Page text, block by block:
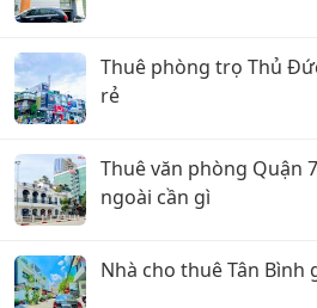
Thuê phòng trọ Thủ
rẻ
Thuê văn phòng Quận
ngoài cần gì
Nhà cho thuê Tân Bình